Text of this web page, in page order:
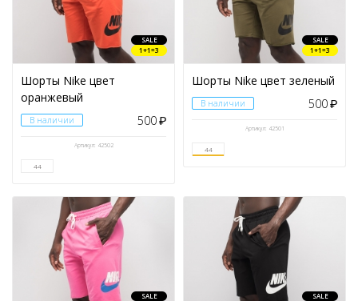
SALE
1+1=3
Шорты Nike цвет
оранжевый
В наличии 500₽
Артикул: 42502
44
SALE
1+1=3
Шорты Nike цвет зеленый
В наличии 500₽
Артикул: 42501
44
SALE
SALE